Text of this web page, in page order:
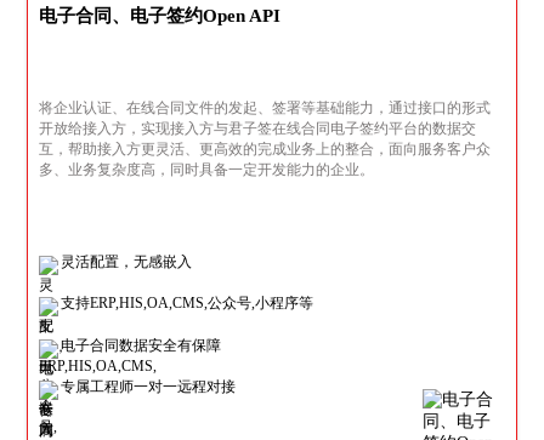
电子合同、电子签约Open API
将企业认证、在线合同文件的发起、签署等基础能力，通过接口的形式
开放给接入方，实现接入方与君子签在线合同电子签约平台的数据交
互，帮助接入方更灵活、更高效的完成业务上的整合，面向服务客户众
多、业务复杂度高，同时具备一定开发能力的企业。
灵活配置，无感嵌入
支持ERP,HIS,OA,CMS,公众号,小程序等
电子合同数据安全有保障
专属工程师一对一远程对接